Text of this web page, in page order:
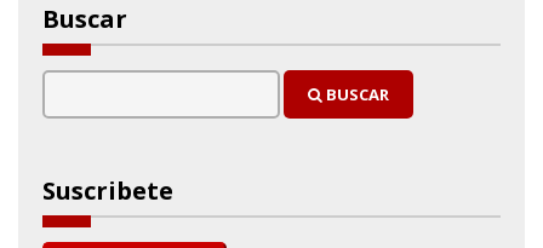
Buscar
BUSCAR
Suscribete